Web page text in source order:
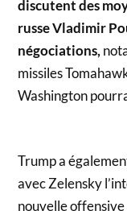
discutent des
russe Vladimir
négociations,
missiles
Washington
Trump a
avec Zelensky
nouvelle